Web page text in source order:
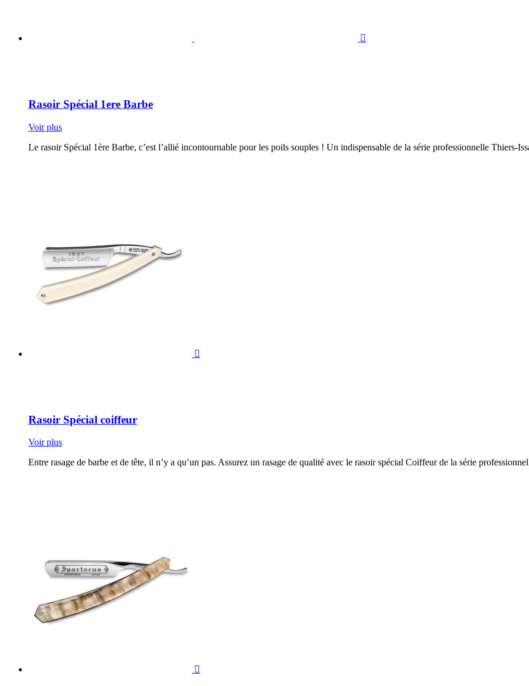

Rasoir Spécial 1ere Barbe
Voir plus
Le rasoir Spécial 1ère Barbe, c’est l’allié incontournable pour les poils souples ! Un indispensable de la série professionnelle Thiers-

Rasoir Spécial coiffeur
Voir plus
Entre rasage de barbe et de tête, il n’y a qu’un pas. Assurez un rasage de qualité avec le rasoir spécial Coiffeur de la série
